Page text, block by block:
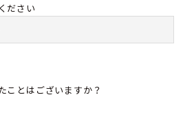
ださい
ことはございますか？